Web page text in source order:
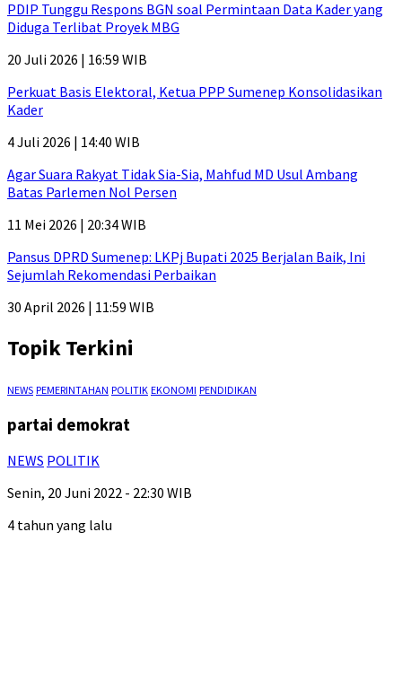
PDIP Tunggu Respons BGN soal Permintaan Data Kader yang
Diduga Terlibat Proyek MBG
20 Juli 2026 | 16:59 WIB
Perkuat Basis Elektoral, Ketua PPP Sumenep Konsolidasikan
Kader
4 Juli 2026 | 14:40 WIB
Agar Suara Rakyat Tidak Sia-Sia, Mahfud MD Usul Ambang
Batas Parlemen Nol Persen
11 Mei 2026 | 20:34 WIB
Pansus DPRD Sumenep: LKPj Bupati 2025 Berjalan Baik, Ini
Sejumlah Rekomendasi Perbaikan
30 April 2026 | 11:59 WIB
Topik Terkini
NEWS PEMERINTAHAN POLITIK EKONOMI PENDIDIKAN
partai demokrat
NEWS POLITIK
Senin, 20 Juni 2022 - 22:30 WIB
4 tahun yang lalu